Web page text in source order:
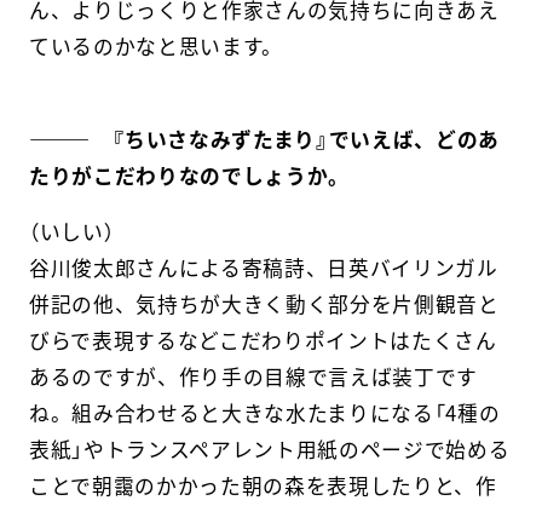
ん、よりじっくりと作家さんの気持ちに向きあえ
ているのかなと思います。
――― 『ちいさなみずたまり』でいえば、どのあ
たりがこだわりなのでしょうか。
（いしい）
谷川俊太郎さんによる寄稿詩、日英バイリンガル
併記の他、気持ちが大きく動く部分を片側観音と
びらで表現するなどこだわりポイントはたくさん
あるのですが、作り手の目線で言えば装丁です
ね。組み合わせると大きな水たまりになる「4種の
表紙」やトランスペアレント用紙のページで始める
ことで朝靄のかかった朝の森を表現したりと、作